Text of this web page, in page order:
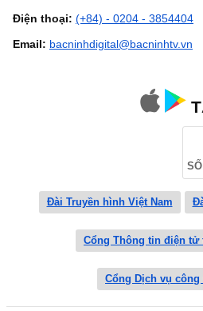
Điện thoại: (+84) - 0204 - 3854404
Email: bacninhdigital@bacninhtv.vn
Đài Truyền hình Việt Nam
Cổng Thông tin điện tử
Cổng Dịch vụ công